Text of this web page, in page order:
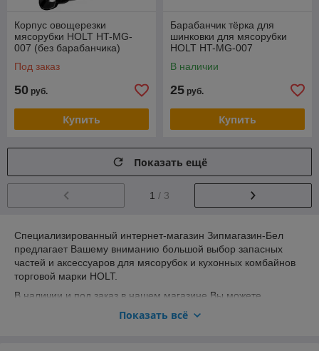
Корпус овощерезки
мясорубки HOLT HT-MG-
007 (без барабанчика)
Под заказ
50 руб.
Купить
Барабанчик тёрка для
шинковки для мясорубки
HOLT HT-MG-007
В наличии
25 руб.
Купить
Показать ещё
1 / 3
Специализированный интернет-магазин Зипмагазин-Бел
предлагает Вашему вниманию большой выбор запасных
частей и аксессуаров для мясорубок и кухонных комбайнов
торговой марки HOLT.
В наличии и под заказ в нашем магазине Вы можете
приобрести такие запчасти для мясорубок и комбайнов
Показать всё